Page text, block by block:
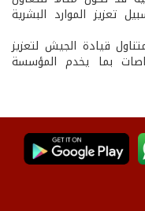
الموارد البشرية
قيادة الجيش لتعزيز
بما يخدم المؤسسة